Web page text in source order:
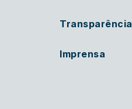
Transparência
Imprensa